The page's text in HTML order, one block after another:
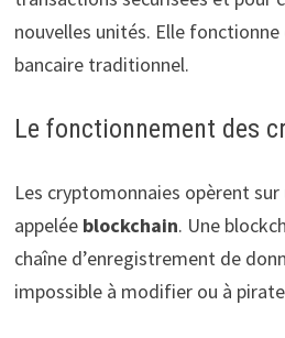
nouvelles unités. Elle
bancaire traditionnel.
Le fonctionnement des
Les cryptomonnaies opèrent
appelée blockchain. Une
chaîne d’enregistrement de
impossible à modifier ou à